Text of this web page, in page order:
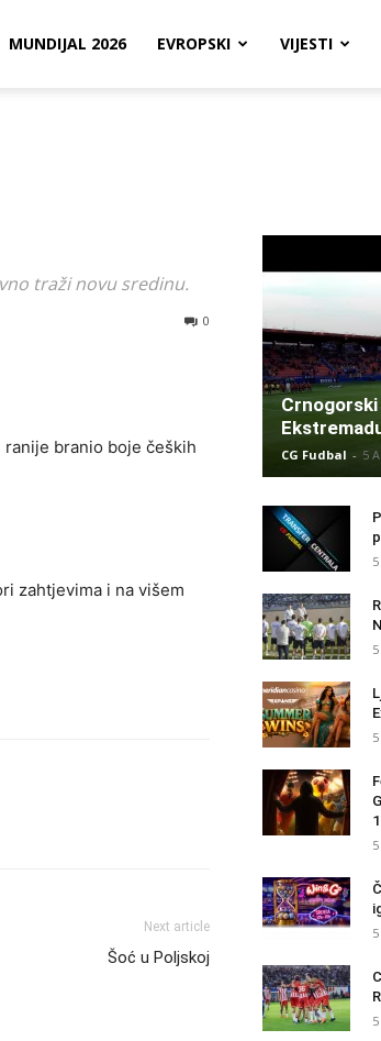
MUNDIJAL 2026 EVROPSKI VIJESTI
traži novu sredinu.
0
ranije branio boje čeških
zahtjevima i na višem
Next article
Šoć u Poljskoj
CG Fudbal - 5